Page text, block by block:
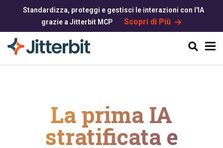
Cerca
Standardizza, proteggi e gestisci le interazioni con l'IA
grazie a Jitterbit MCP
Scopri di Più
La prima IA
stratificata e